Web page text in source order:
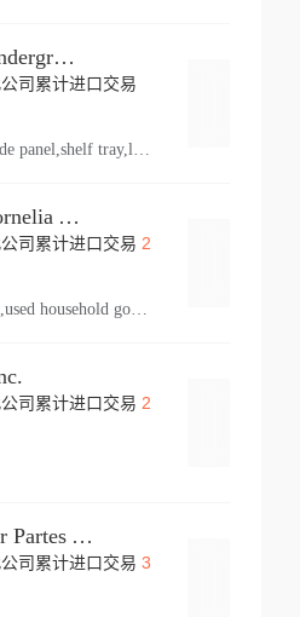
Knapheide Kc Underground
司累计进口交易
Russell James Cornelia Arlington Va
司累计进口交易 2
personal effect,used household goods
司累计进口交易 2
Dpm Draexlmaier Partes Automotrices Corr Ind Huejotzingo
司累计进口交易 3